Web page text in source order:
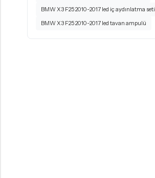
BMW X3 F25 2010-2017 led iç aydınlatma seti
BMW X3 F25 2010-2017 led tavan ampulü